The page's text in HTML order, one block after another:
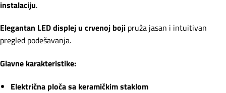
instalaciju.
Elegantan LED displej u crvenoj boji pruža jasan i intuitivan
pregled podešavanja.
Glavne karakteristike:
Električna ploča sa keramičkim staklom